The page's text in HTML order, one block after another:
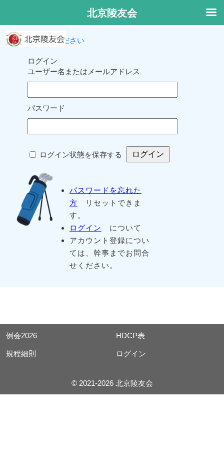
ログインしてください
ログイン
ユーザー名またはメールアドレス
パスワード
ログイン状態を保存する
パスワードを忘れた
方 リセットできま
す。
ログイン
について
アカウント登録につい
ては、幹事までお問合
せください。
例会2026 HDCP表
規程細則 ログイン
© 2021-2026 北京陵友会
北京陵友会